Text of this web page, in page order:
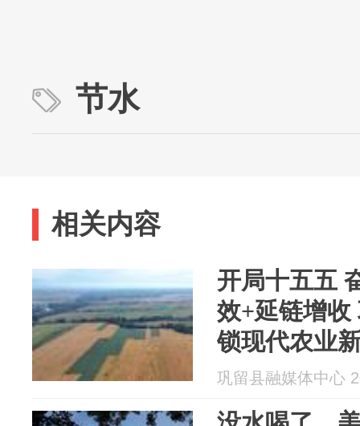
节水
相关内容
开局十五五
效+延链增收
锁现代农业
巩留县融媒体中心